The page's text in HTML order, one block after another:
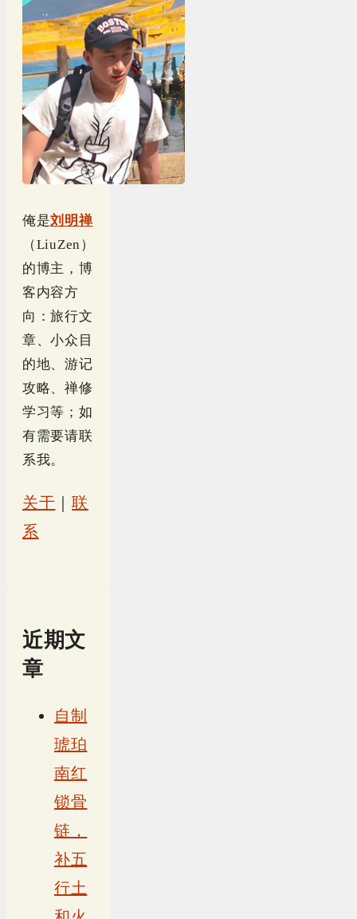
俺是刘明禅
（LiuZen）
的博主，博
客内容方
向：旅行文
章、小众目
的地、游记
攻略、禅修
学习等；如
有需要请联
系我。
关于 ｜联
系
近期文
章
自制
琥珀
南红
锁骨
链，
补五
行土